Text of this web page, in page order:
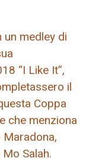
un medley di
“I Like It”,
il
Coppa
che menziona
Maradona,
Salah.